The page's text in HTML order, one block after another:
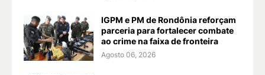
IGPM e PM de Rondônia reforçam
parceria para fortalecer combate
ao crime na faixa de fronteira
Agosto 06, 2026